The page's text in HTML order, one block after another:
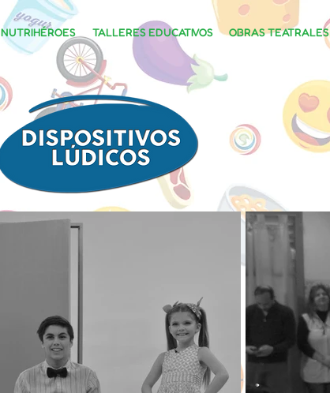
NUTRIHÉROES TALLERES EDUCATIVOS OBRAS TEATRALES